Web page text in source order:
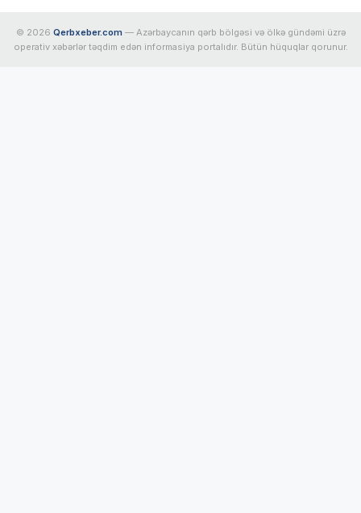
© 2026 Qerbxeber.com — Azərbaycanın qərb bölgəsi və ölkə gündəmi üzrə
operativ xəbərlər təqdim edən informasiya portalıdır. Bütün hüquqlar qorunur.